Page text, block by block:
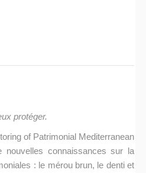
protéger.
of Patrimonial Mediterranean
connaissances sur la
: le mérou brun, le denti et